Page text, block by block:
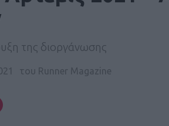
της διοργάνωσης
του Runner Magazine